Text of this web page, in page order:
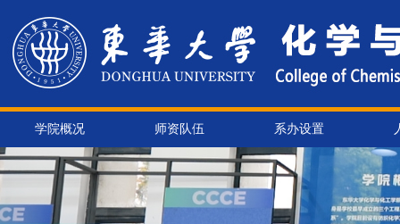
学院概况 师资队伍 系办设置